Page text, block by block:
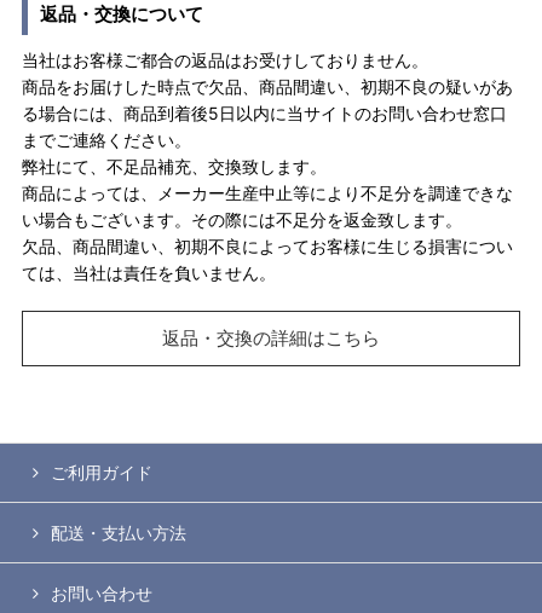
返品・交換について
当社はお客様ご都合の返品はお受けしておりません。
商品をお届けした時点で欠品、商品間違い、初期不良の疑いがあ
る場合には、商品到着後5日以内に当サイトのお問い合わせ窓口
までご連絡ください。
弊社にて、不足品補充、交換致します。
商品によっては、メーカー生産中止等により不足分を調達できな
い場合もございます。その際には不足分を返金致します。
欠品、商品間違い、初期不良によってお客様に生じる損害につい
ては、当社は責任を負いません。
返品・交換の詳細はこちら
ご利用ガイド
配送・支払い方法
お問い合わせ